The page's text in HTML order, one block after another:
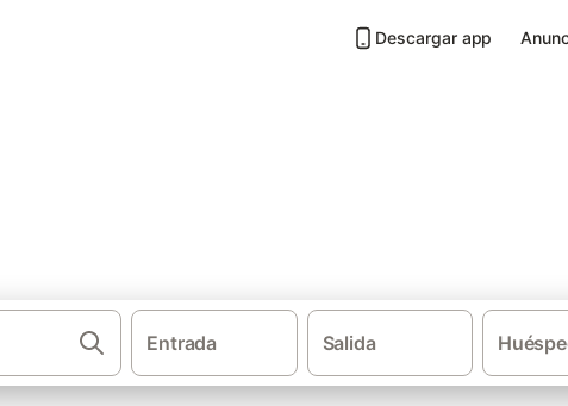
Descargar app
Entrada Salida